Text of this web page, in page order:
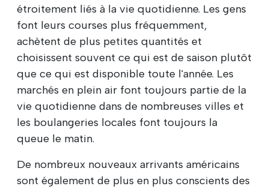
étroitement liés à la vie quotidienne. Les gens
font leurs courses plus fréquemment,
achètent de plus petites quantités et
choisissent souvent ce qui est de saison plutôt
que ce qui est disponible toute l'année. Les
marchés en plein air font toujours partie de la
vie quotidienne dans de nombreuses villes et
les boulangeries locales font toujours la
queue le matin.
De nombreux nouveaux arrivants américains
sont également de plus en plus conscients des